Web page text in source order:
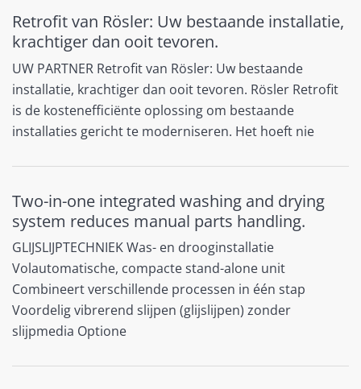
Retrofit van Rösler: Uw bestaande installatie,
krachtiger dan ooit tevoren.
UW PARTNER Retrofit van Rösler: Uw bestaande
installatie, krachtiger dan ooit tevoren. Rösler Retrofit
is de kostenefficiënte oplossing om bestaande
installaties gericht te moderniseren. Het hoeft nie
Two-in-one integrated washing and drying
system reduces manual parts handling.
GLIJSLIJPTECHNIEK Was- en drooginstallatie
Volautomatische, compacte stand-alone unit
Combineert verschillende processen in één stap
Voordelig vibrerend slijpen (glijslijpen) zonder
slijpmedia Optione